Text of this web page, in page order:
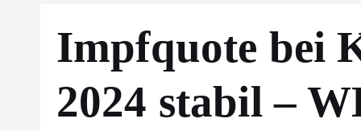
Impfquote bei
2024 stabil –